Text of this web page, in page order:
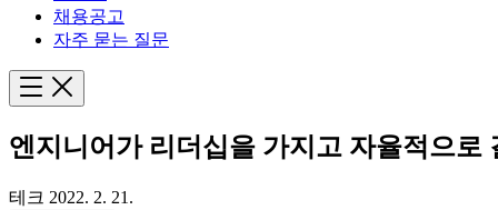
채용공고
자주 묻는 질문
엔지니어가 리더십을 가지고 자율적으로
테크 2022. 2. 21.